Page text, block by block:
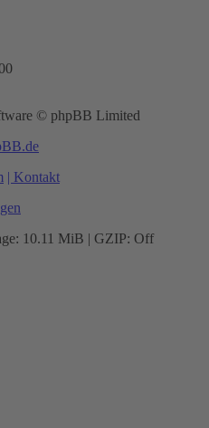
© phpBB Limited
| Kontakt
10.11 MiB | GZIP: Off